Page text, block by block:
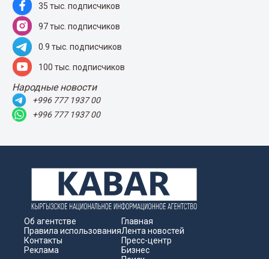
35 тыс. подписчиков
97 тыс. подписчиков
0.9 тыс. подписчиков
100 тыс. подписчиков
Народные новости
+996 777 1937 00
+996 777 1937 00
Об агентстве
Правила использования
Контакты
Реклама
Главная
Лента новостей
Пресс-центр
Бизнес